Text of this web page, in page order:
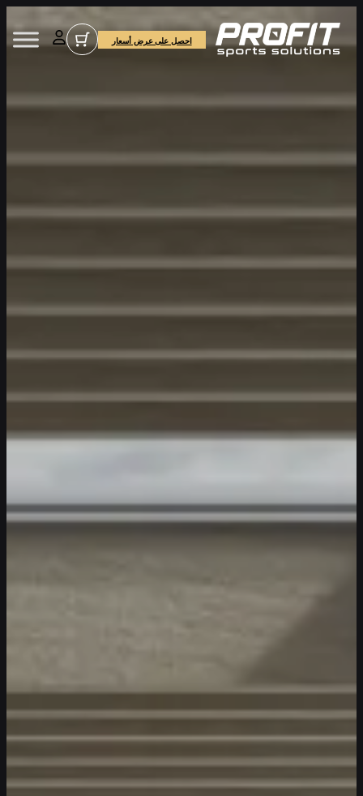
احصل على عرض أسعار
Email Address
*
SEND